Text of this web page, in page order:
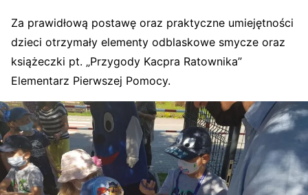
Za prawidłową postawę oraz praktyczne umiejętności
dzieci otrzymały elementy odblaskowe smycze oraz
książeczki pt. „Przygody Kacpra Ratownika”
Elementarz Pierwszej Pomocy.